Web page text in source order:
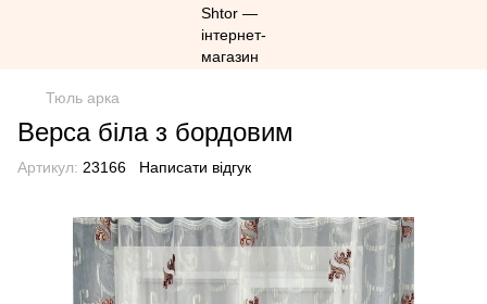
Тюль арка
Верса біла з бордовим
Артикул: 23166 Написати відгук